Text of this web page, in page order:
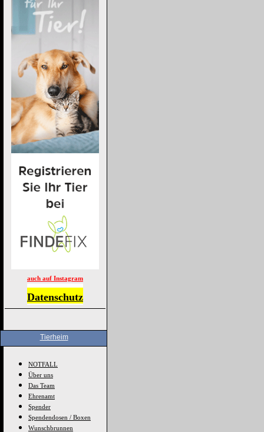
auch auf Instagram
Datenschutz
Tierheim
NOTFALL
Über uns
Das Team
Ehrenamt
Spender
Spendendosen / Boxen
Wunschbrunnen